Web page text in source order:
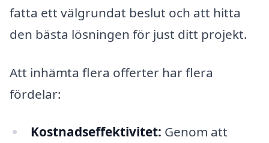
fatta ett välgrundat beslut och att hitta
den bästa lösningen för just ditt projekt.
Att inhämta flera offerter har flera
fördelar:
Kostnadseffektivitet: Genom att